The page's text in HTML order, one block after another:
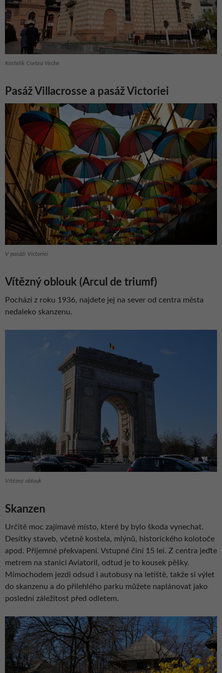
Kostelík Curtea Veche
Pasáž Villacrosse a pasáž Victoriei
V pasáži Victoriei
Vítězný oblouk (Arcul de triumf)
Pochází z roku 1936, najdete jej na sever od centra města
nedaleko skanzenu.
Vítězný oblouk
Skanzen
Určitě moc zajímavé místo, které by bylo škoda vynechat.
Desítky staveb, včetně kostela, mlýnů, historického kolotoče
apod. Příjemné překvapení. Vstupné činí 15 lei. Z centra jeďte
metrem na stanici Aviatoril, odtud je to kousek pěšky.
Mimochodem jezdi odsud i autobusy na letiště, takže si výlet
do skanzenu a do přilehlého parku můžete naplánovat jako
poslední záležitost před odletem.